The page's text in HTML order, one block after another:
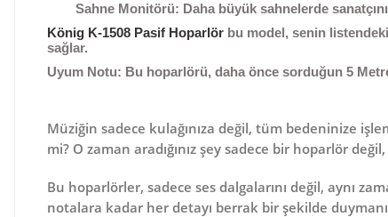
Sahne Monitörü: Daha büyük sahnelerde
König K-1508 Pasif Hoparlör bu model, senin listendeki
sağlar.
Uyum Notu: Bu hoparlörü, daha önce sorduğun 5
Müziğin sadece kulağınıza değil, tüm bedeninize
mi? O zaman aradığınız şey sadece bir hoparlör
Bu hoparlörler, sadece ses dalgalarını değil, aynı
notalara kadar her detayı berrak bir şekilde